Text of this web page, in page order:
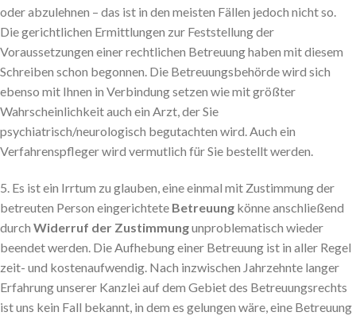
oder abzulehnen – das ist in den meisten Fällen jedoch nicht so.
Die gerichtlichen Ermittlungen zur Feststellung der
Voraussetzungen einer rechtlichen Betreuung haben mit diesem
Schreiben schon begonnen. Die Betreuungsbehörde wird sich
ebenso mit Ihnen in Verbindung setzen wie mit größter
Wahrscheinlichkeit auch ein Arzt, der Sie
psychiatrisch/neurologisch begutachten wird. Auch ein
Verfahrenspfleger wird vermutlich für Sie bestellt werden.
5. Es ist ein Irrtum zu glauben, eine einmal mit Zustimmung der
betreuten Person eingerichtete Betreuung könne anschließend
durch Widerruf der Zustimmungunproblematisch wieder
beendet werden. Die Aufhebung einer Betreuung ist in aller Regel
zeit- und kostenaufwendig. Nach inzwischen Jahrzehnte langer
Erfahrung unserer Kanzlei auf dem Gebiet des Betreuungsrechts
ist uns kein Fall bekannt, in dem es gelungen wäre, eine Betreuung